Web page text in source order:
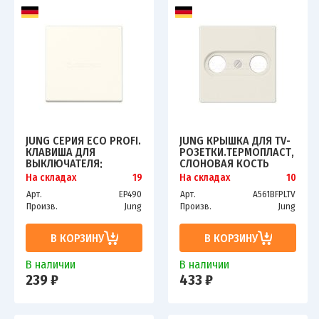
JUNG СЕРИЯ ECO PROFI.
КЛАВИША ДЛЯ
ВЫКЛЮЧАТЕЛЯ;
СЛОНОВАЯ КОСТЬ
На складах 19
Арт.
EP490
Произв.
Jung
В КОРЗИНУ
В наличии
239 ₽
JUNG КРЫШКА ДЛЯ TV-
РОЗЕТКИ.ТЕРМОПЛАСТ,
СЛОНОВАЯ КОСТЬ
На складах 10
Арт.
A561BFPLTV
Произв.
Jung
В КОРЗИНУ
В наличии
433 ₽